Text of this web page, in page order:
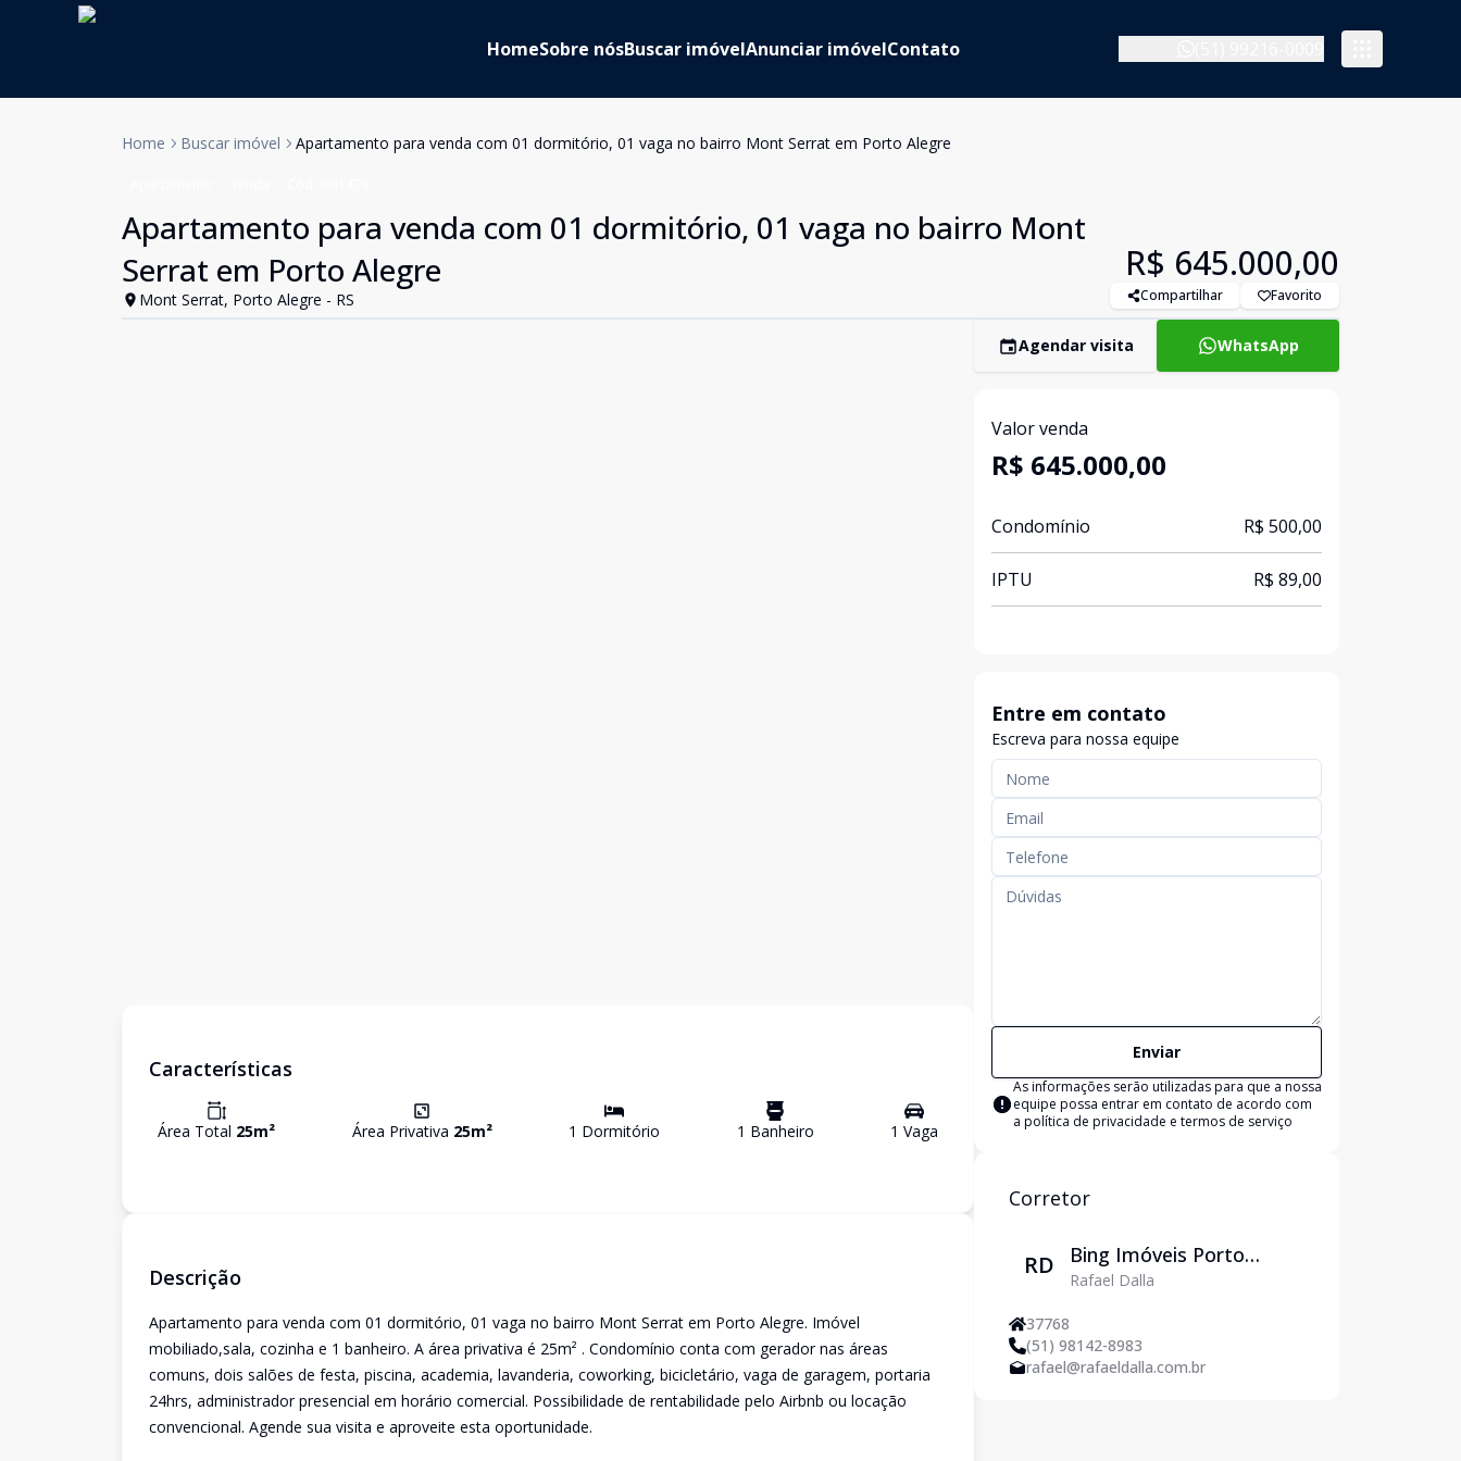
HomeSobre nósBuscar imóvelAnunciar imóvelContato
Home Buscar imóvel Apartamento para venda com 01 dormitório, 01 vaga no bairro Mont Serrat em Porto Alegre
Apartamento para venda com 01 dormitório, 01 vaga no bairro Mont
Serrat em Porto Alegre
Mont Serrat, Porto Alegre - RS
R$ 645.000,00
Compartilhar Favorito
Características
Área Total 25m² Área Privativa 25m² 1 Dormitório 1 Banheiro 1 Vaga
Descrição
Apartamento para venda com 01 dormitório, 01 vaga no bairro Mont Serrat em Porto Alegre. Imóvel
mobiliado,sala, cozinha e 1 banheiro. A área privativa é 25m² . Condomínio conta com gerador nas áreas
comuns, dois salões de festa, piscina, academia, lavanderia, coworking, bicicletário, vaga de garagem, portaria
24hrs, administrador presencial em horário comercial. Possibilidade de rentabilidade pelo Airbnb ou locação
convencional. Agende sua visita e aproveite esta oportunidade.
Agendar visita WhatsApp
Valor venda
R$ 645.000,00
Condomínio R$ 500,00
IPTU R$ 89,00
Entre em contato
Escreva para nossa equipe
Enviar
As informações serão utilizadas para que a nossa
equipe possa entrar em contato de acordo com
a política de privacidade e termos de serviço
Corretor
RD
Bing Imóveis Porto
Alegre
Rafael Dalla
37768
(51) 98142-8983
rafael@rafaeldalla.com.br